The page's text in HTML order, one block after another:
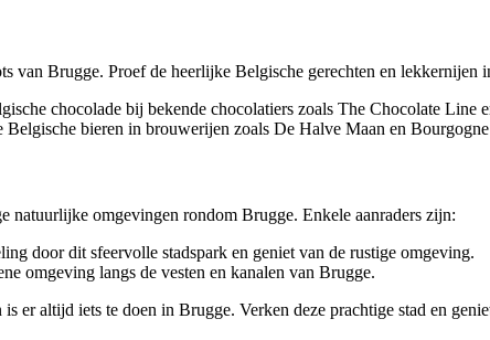
van Brugge. Proef de heerlijke Belgische gerechten en lekkernijen
chocolade bij bekende chocolatiers zoals The Chocolate Line
Belgische bieren in brouwerijen zoals De Halve Maan en Bourgogne
natuurlijke omgevingen rondom Brugge. Enkele aanraders zijn:
door dit sfeervolle stadspark en geniet van de rustige omgeving.
omgeving langs de vesten en kanalen van Brugge.
er altijd iets te doen in Brugge. Verken deze prachtige stad en